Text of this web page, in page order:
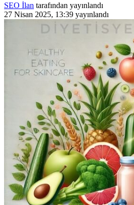
SEO İlan tarafından yayınlandı
27 Nisan 2025, 13:39 yayınlandı